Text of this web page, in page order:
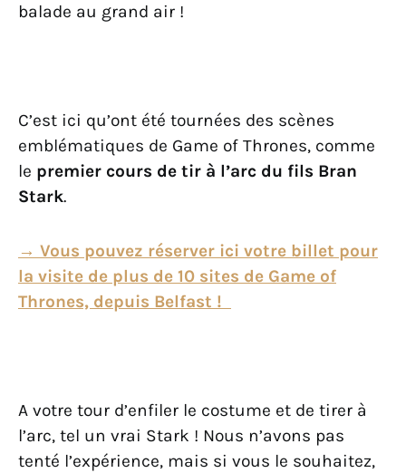
balade au grand air !
C’est ici qu’ont été tournées des scènes
emblématiques de Game of Thrones, comme
le premier cours de tir à l’arc du fils Bran
Stark.
→ Vous pouvez réserver ici votre billet pour
la visite de plus de 10 sites de Game of
Thrones, depuis Belfast !
A votre tour d’enfiler le costume et de tirer à
l’arc, tel un vrai Stark ! Nous n’avons pas
tenté l’expérience, mais si vous le souhaitez,